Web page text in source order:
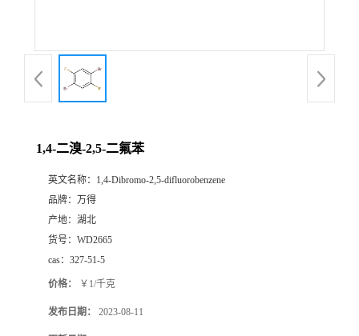
1,4-二溴-2,5-二氟苯
英文名称： 1,4-Dibromo-2,5-difluorobenzene
品牌： 万得
产地： 湖北
货号： WD2665
cas： 327-51-5
价格： ￥1/千克
发布日期： 2023-08-11